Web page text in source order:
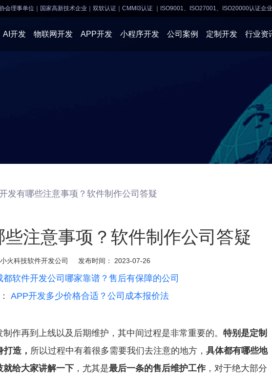
会理事单位 国家高新技术企业｜双软认证｜CMMI3认证 ｜ISO9001、ISO27001、ISO20000认证企业
AI开发 物联网开发 APP开发 小程序开发 公司案例 定制开发 行业资
小程序
系统开发
物联网
网站建设
企业经营
商业行情
发有哪些注意事项？软件制作公司答疑
注意事项？软件制作公司答疑
火科技软件开发公司 发布时间： 2023-07-26
都软件开发公司哪家靠谱？售后有保障的公司
APP开发多少价格合适？公司成本报价法
作再到上线以及后期维护，其中间过程是非常重要的。 特别是定制
造， 所以过程中有着很多需要我们去注意的地方， 具体都有哪些地
就给大家讲解一下 ，尤其是最后一条的售后维护工作，对于绝大部分